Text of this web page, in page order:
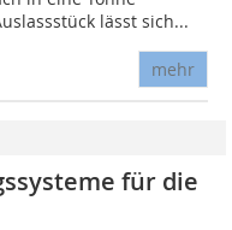
lässt sich...
mehr
für die